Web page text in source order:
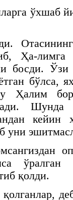
ўхшаб
Ҳа-
босди.
бўлса,
Ҳалим
Шунда
кейин
уни
ўралган
қолди.